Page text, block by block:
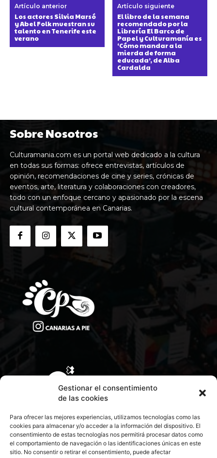
Gestionar el consentimiento
de las cookies
Para ofrecer las mejores experiencias, utilizamos tecnologías como las
cookies para almacenar y/o acceder a la información del dispositivo. El
consentimiento de estas tecnologías nos permitirá procesar datos como
el comportamiento de navegación o las identificaciones únicas en este
sitio. No consentir o retirar el consentimiento, puede afectar
Artículo anterior
Los actores Silvia Marsó
y Abel Folk muestran su
talento en Tenerife este
verano
Artículo siguiente
El libro de la semana
recomendado por la
Librería El Barco de
Papel y Culturamanía es
‘Cómo mandar a la
mierda de forma
educada’, de Alba
Cardalda
Sobre Nosotros
Culturamania.com es un portal web dedicado a la cultura
en todas sus formas: ofrece entrevistas, artículos de
opinión, recomendaciones de cine y series, crónicas de
eventos, arte, literatura y colaboraciones con creadores,
todo con un enfoque cercano y apasionado por la escena
cultural contemporánea en Canarias.